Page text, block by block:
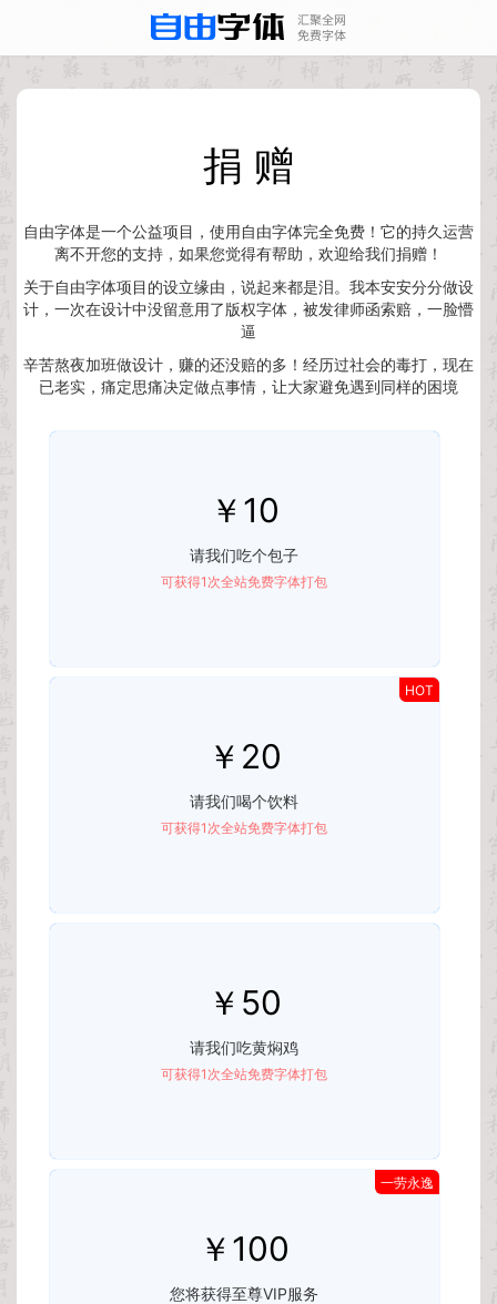
捐 赠
自由字体是一个公益项目，使用自由字体完全免费！它的持久运营
离不开您的支持，如果您觉得有帮助，欢迎给我们捐赠！
关于自由字体项目的设立缘由，说起来都是泪。我本安安分分做设
计，一次在设计中没留意用了版权字体，被发律师函索赔，一脸懵
逼
辛苦熬夜加班做设计，赚的还没赔的多！经历过社会的毒打，现在
已老实，痛定思痛决定做点事情，让大家避免遇到同样的困境
￥10
请我们吃个包子
可获得1次全站免费字体打包
￥20
请我们喝个饮料
可获得1次全站免费字体打包
HOT
￥50
请我们吃黄焖鸡
可获得1次全站免费字体打包
￥100
您将获得至尊VIP服务
一劳永逸